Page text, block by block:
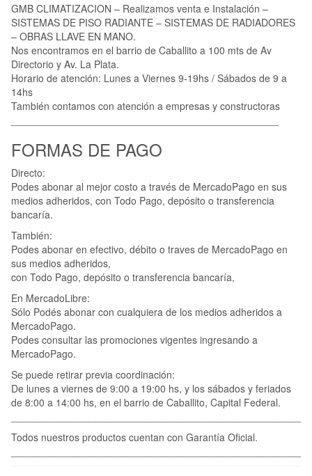
GMB CLIMATIZACION – Realizamos venta e Instalación –
SISTEMAS DE PISO RADIANTE – SISTEMAS DE RADIADORES
– OBRAS LLAVE EN MANO.
Nos encontramos en el barrio de Caballito a 100 mts de Av
Directorio y Av. La Plata.
Horario de atención: Lunes a Viernes 9-19hs / Sábados de 9 a
14hs
También contamos con atención a empresas y constructoras
FORMAS DE PAGO
Directo:
Podes abonar al mejor costo a través de MercadoPago en sus
medios adheridos, con Todo Pago, depósito o transferencia
bancaría.
También:
Podes abonar en efectivo, débito o traves de MercadoPago en
sus medios adheridos,
con Todo Pago, depósito o transferencia bancaría,
En MercadoLibre:
Sólo Podés abonar con cualquiera de los medios adheridos a
MercadoPago.
Podes consultar las promociones vigentes ingresando a
MercadoPago.
Se puede retirar previa coordinación:
De lunes a viernes de 9:00 a 19:00 hs, y los sábados y feriados
de 8:00 a 14:00 hs, en el barrio de Caballito, Capital Federal.
Todos nuestros productos cuentan con Garantía Oficial.